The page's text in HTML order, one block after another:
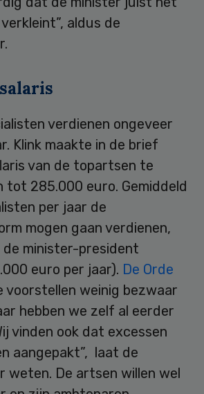
aldus de
verdienen ongeveer
Klink maakte in de brief
van de topartsen te
tot 285.000 euro. Gemiddeld
per jaar de
mogen gaan verdienen,
de minister-president
euro per jaar). De Orde
voorstellen weinig bezwaar
hebben we zelf al eerder
vinden ook dat excessen
aangepakt”, laat de
weten. De artsen willen wel